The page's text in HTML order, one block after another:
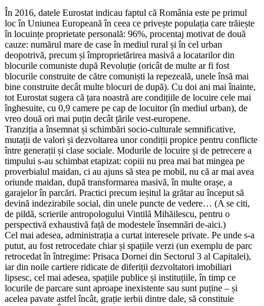
În 2016, datele Eurostat indicau faptul că România este pe primul
loc în Uniunea Europeană în ceea ce privește populația care trăiește
în locuințe proprietate personală: 96%, procentaj motivat de două
cauze: numărul mare de case în mediul rural și în cel urban
deopotrivă, precum și împroprietărirea masivă a locatarilor din
blocurile comuniste după Revoluție (oricât de multe ar fi fost
blocurile construite de către comuniști la repezeală, unele însă mai
bine construite decât multe blocuri de după). Cu doi ani mai înainte,
tot Eurostat sugera că țara noastră are condițiile de locuire cele mai
înghesuite, cu 0,9 camere pe cap de locuitor (în mediul urban), de
vreo două ori mai puțin decât țările vest-europene.
Tranziția a însemnat și schimbări socio-culturale semnificative,
mutații de valori și dezvoltarea unor condiții propice pentru conflicte
între generații și clase sociale. Modurile de locuire și de petrecere a
timpului s-au schimbat etapizat: copiii nu prea mai bat mingea pe
proverbialul maidan, ci au ajuns să stea pe mobil, nu că ar mai avea
oriunde maidan, după transformarea masivă, în multe orașe, a
garajelor în parcări. Practici precum ieșitul la grătar au început să
devină indezirabile social, din unele puncte de vedere… (A se citi,
de pildă, scrierile antropologului Vintilă Mihăilescu, pentru o
perspectivă exhaustivă față de modestele însemnări de-aici.)
Cel mai adesea, administrația a curtat interesele private. Pe unde s-a
putut, au fost retrocedate chiar și spațiile verzi (un exemplu de parc
retrocedat în întregime: Prisaca Dornei din Sectorul 3 al Capitalei),
iar din noile cartiere ridicate de diferiții dezvoltatori imobiliari
lipsesc, cel mai adesea, spațiile publice și instituțiile, în timp ce
locurile de parcare sunt aproape inexistente sau sunt puține – și
acelea pavate astfel încât, grație ierbii dintre dale, să constituie